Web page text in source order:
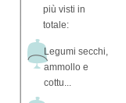
più visti in
totale:
Legumi secchi,
ammollo e
cottu...